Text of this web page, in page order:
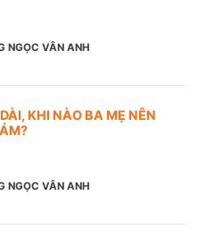
NGỌC VÂN ANH
KHI NÀO BA MẸ NÊN
NGỌC VÂN ANH